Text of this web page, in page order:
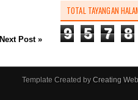
Next Post »
TOTAL TAYANGAN
9 5 7 8
Template Created by Creating